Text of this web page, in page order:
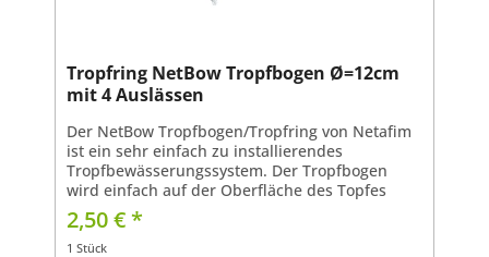
Tropfring NetBow Tropfbogen Ø=12cm
mit 4 Auslässen
Der NetBow Tropfbogen/Tropfring von Netafim
ist ein sehr einfach zu installierendes
Tropfbewässerungssystem. Der Tropfbogen
wird einfach auf der Oberfläche des Topfes
platziert und verteilt das Wasser / den Dünger
gleichmäßig um die...
2,50 € *
1 Stück